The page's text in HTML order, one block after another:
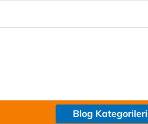
Blog Kategorileri